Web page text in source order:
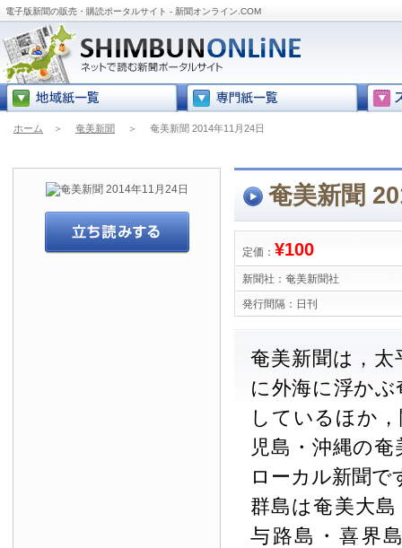
電子版新聞の販売・購読ポータルサイト - 新聞オンライン.COM
ホーム ＞ 奄美新聞 ＞ 奄美新聞 2014年11月24日
奄美新聞
定価： ¥100
新聞社： 奄美新聞社
発行間隔： 日刊
奄美新聞は，
に外海に浮か
しているほか
児島・沖縄の
ローカル新聞で
群島は奄美大
与路島・喜界